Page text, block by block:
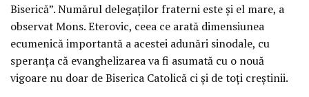
Biserică”. Numărul delegaţilor fraterni este şi el mare, a
observat Mons. Eterovic, ceea ce arată dimensiunea
ecumenică importantă a acestei adunări sinodale, cu
speranţa că evanghelizarea va fi asumată cu o nouă
vigoare nu doar de Biserica Catolică ci şi de toţi creştinii.